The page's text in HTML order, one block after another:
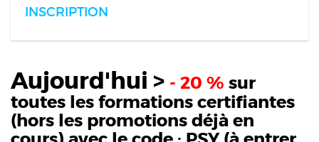
INSCRIPTION
Aujourd'hui > - 20 % sur
toutes les formations certifiantes
(hors les promotions déjà en